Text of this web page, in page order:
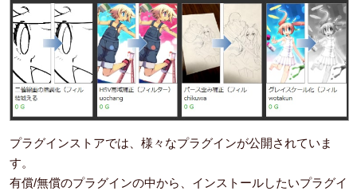
プラグインストアでは、様々なプラグインが公開されていま
す。
有償/無償のプラグインの中から、インストールしたいプラグイ